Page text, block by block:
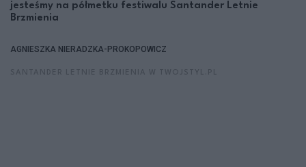
jesteśmy na półmetku festiwalu Santander Letnie
Brzmienia
AGNIESZKA NIERADZKA-PROKOPOWICZ